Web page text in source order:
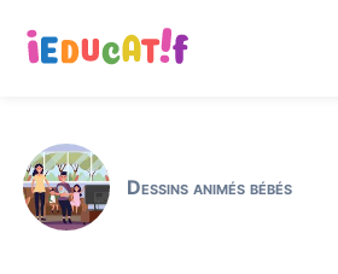
Dessins animés bébés